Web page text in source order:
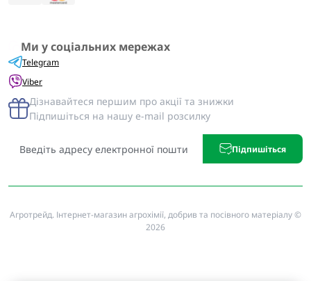
Ми у соціальних мережах
Telegram
Viber
Дізнавайтеся першим про акції та знижки
Підпишіться на нашу e-mail розсилку
Підпишіться
Агротрейд. Інтернет-магазин агрохімії, добрив та посівного матеріалу ©
2026